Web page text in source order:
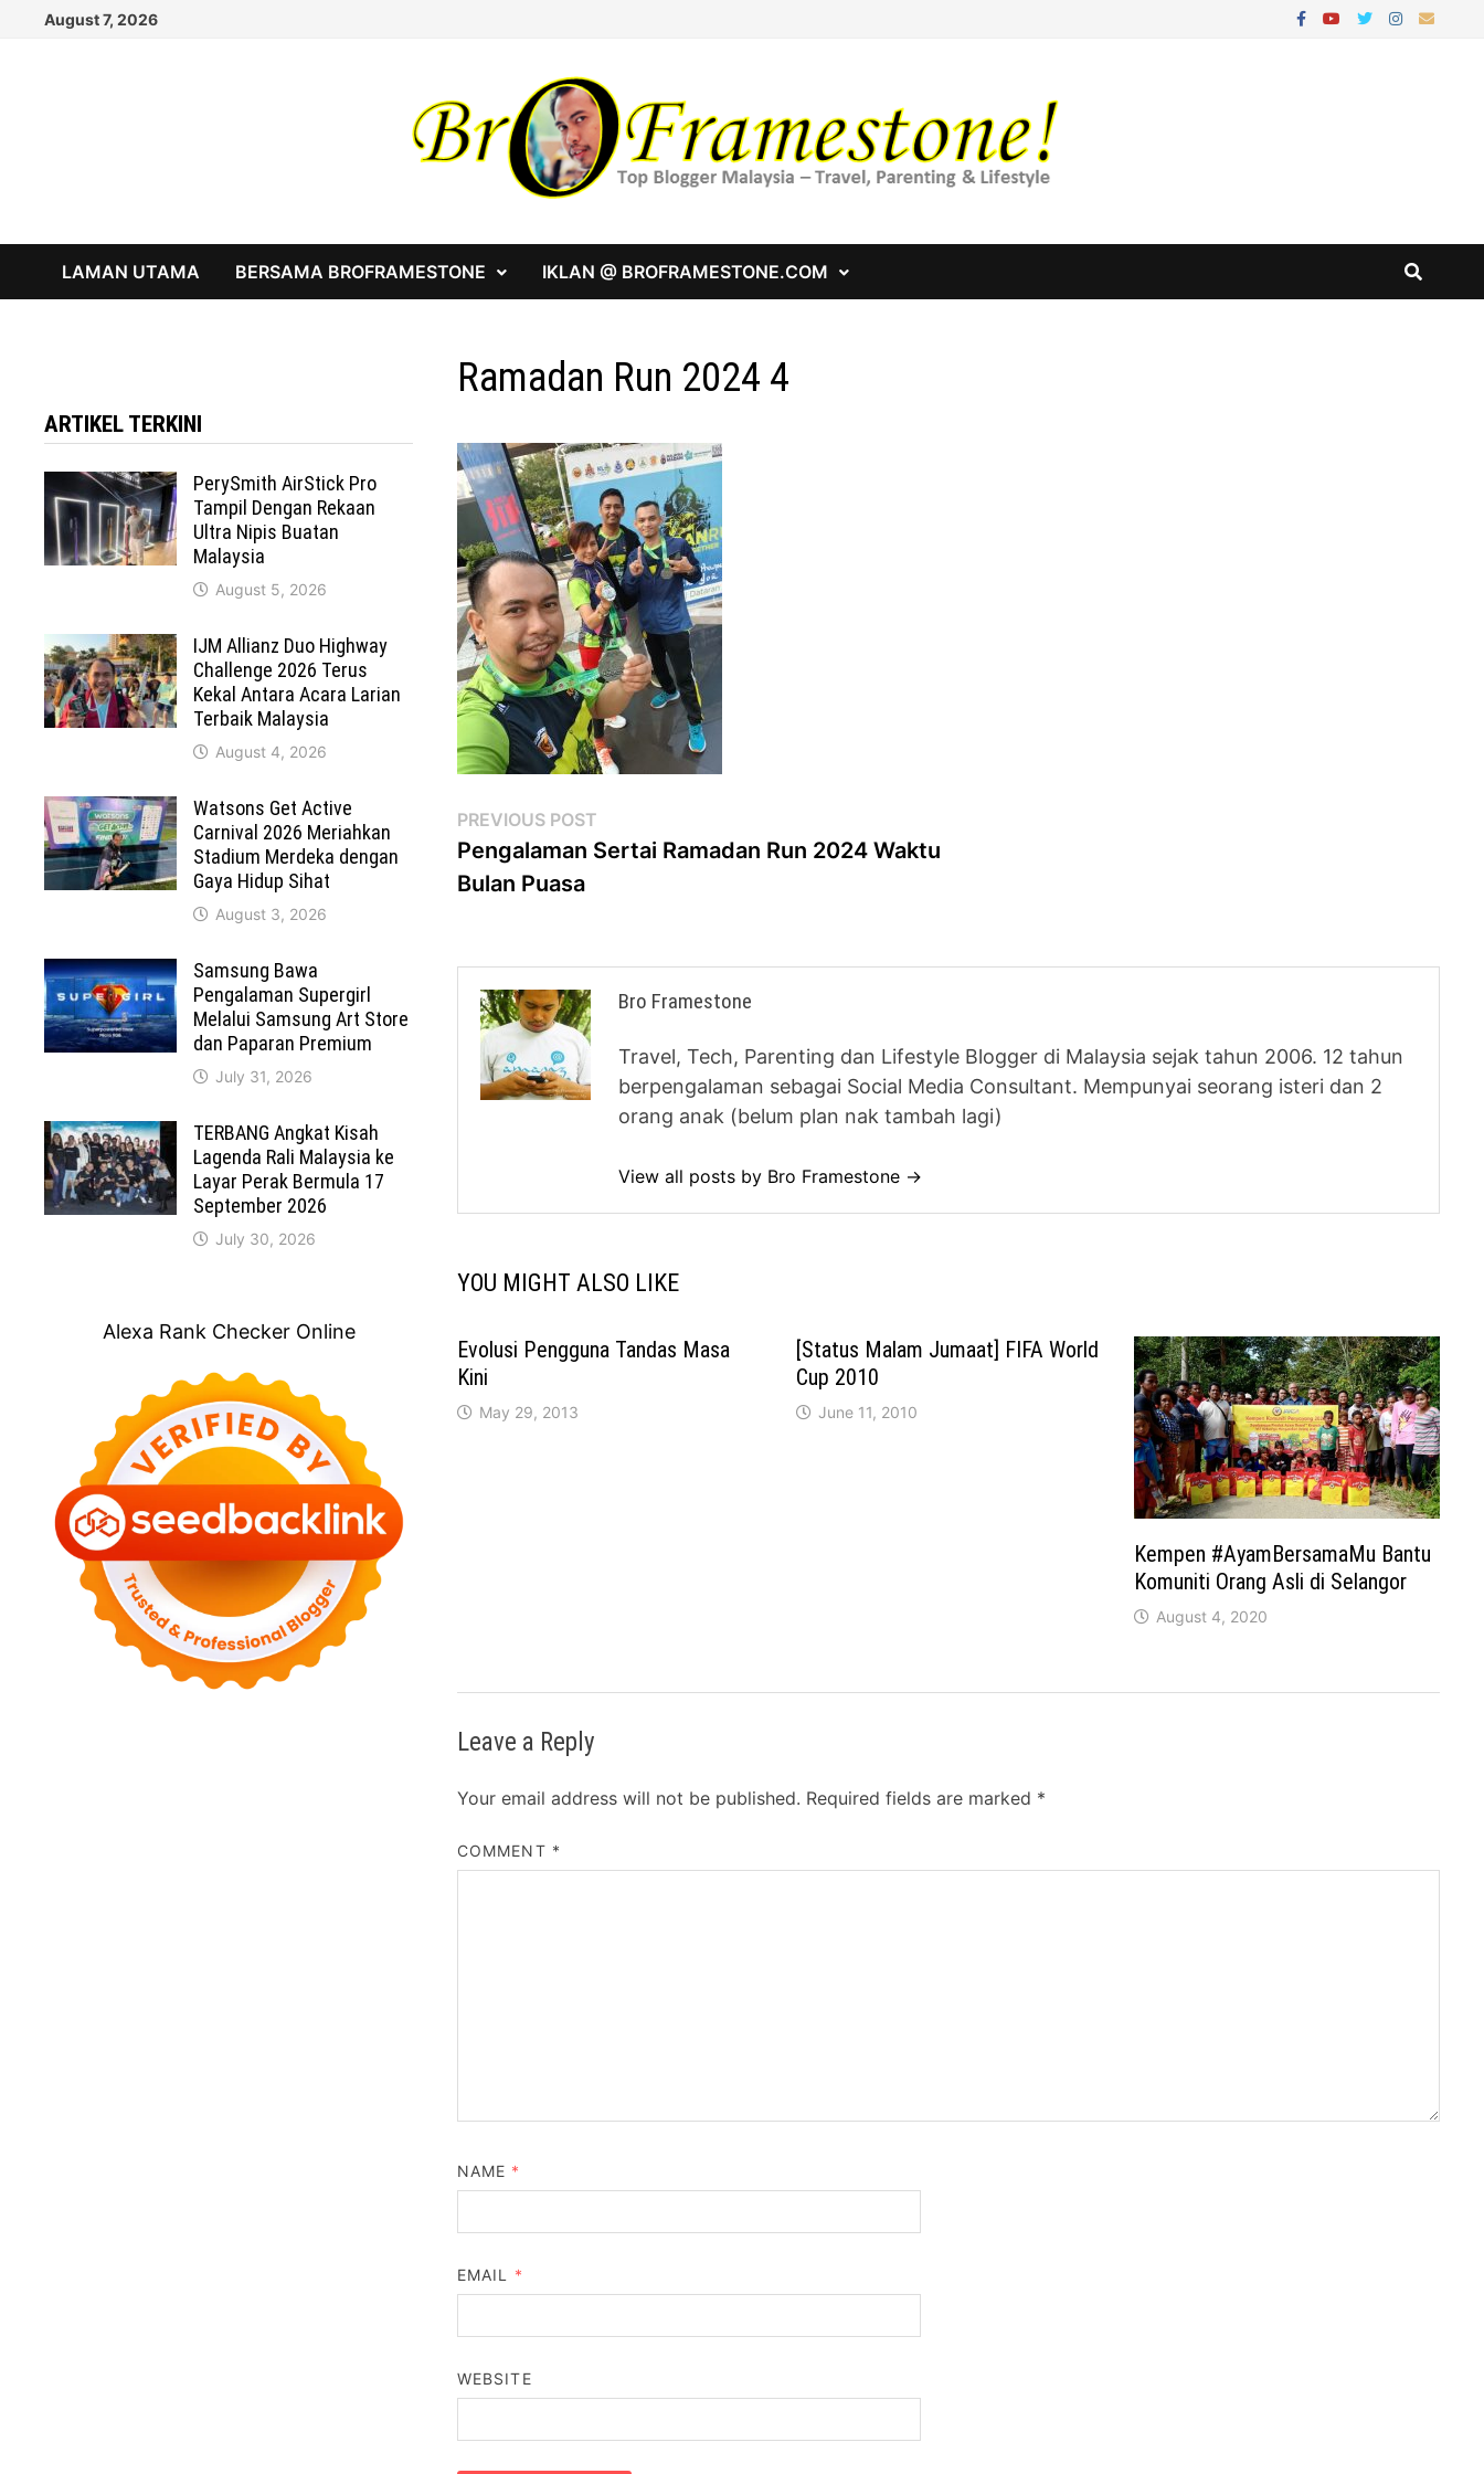
August 7, 2026
LAMAN UTAMA BERSAMA BROFRAMESTONE IKLAN @ BROFRAMESTONE.COM
Ramadan Run 2024 4
Post
navigation
PREVIOUS POST
post:
Pengalaman Sertai Ramadan Run 2024 Waktu
Bulan Puasa
Bro Framestone
Travel, Tech, Parenting dan Lifestyle Blogger di Malaysia sejak tahun 2006. 12 tahun
berpengalaman sebagai Social Media Consultant. Mempunyai seorang isteri dan 2
orang anak (belum plan nak tambah lagi)
View all posts by Bro Framestone →
YOU MIGHT ALSO LIKE
Evolusi Pengguna Tandas Masa
Kini
May 29, 2013
[Status Malam Jumaat] FIFA World
Cup 2010
June 11, 2010
Kempen #AyamBersamaMu Bantu
Komuniti Orang Asli di Selangor
August 4, 2020
Leave a Reply
Your email address will not be published. Required fields are marked *
COMMENT *
NAME *
EMAIL *
WEBSITE
ARTIKEL TERKINI
PerySmith AirStick Pro
Tampil Dengan Rekaan
Ultra Nipis Buatan
Malaysia
August 5, 2026
IJM Allianz Duo Highway
Challenge 2026 Terus
Kekal Antara Acara Larian
Terbaik Malaysia
August 4, 2026
Watsons Get Active
Carnival 2026 Meriahkan
Stadium Merdeka dengan
Gaya Hidup Sihat
August 3, 2026
Samsung Bawa
Pengalaman Supergirl
Melalui Samsung Art Store
dan Paparan Premium
July 31, 2026
TERBANG Angkat Kisah
Lagenda Rali Malaysia ke
Layar Perak Bermula 17
September 2026
July 30, 2026
Alexa Rank Checker Online